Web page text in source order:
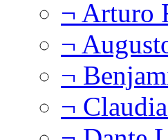
¬ Arturo
¬
¬
¬